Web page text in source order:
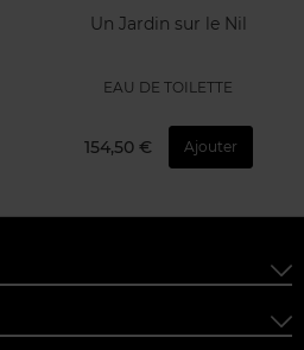
Un Jardin sur le Nil
EAU DE TOILETTE
154,50 € Ajouter